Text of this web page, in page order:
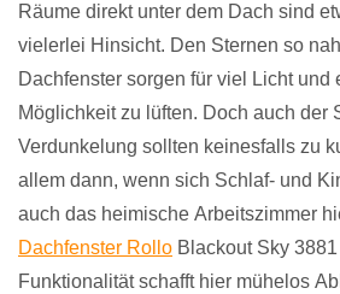
Räume direkt unter dem Dach sind
vielerlei Hinsicht. Den Sternen so
Dachfenster sorgen für viel Licht und
Möglichkeit zu lüften. Doch auch der
Verdunkelung sollten keinesfalls zu
allem dann, wenn sich Schlaf- und
auch das heimische Arbeitszimmer
Dachfenster Rollo Blackout Sky
Funktionalität schafft hier mühelos